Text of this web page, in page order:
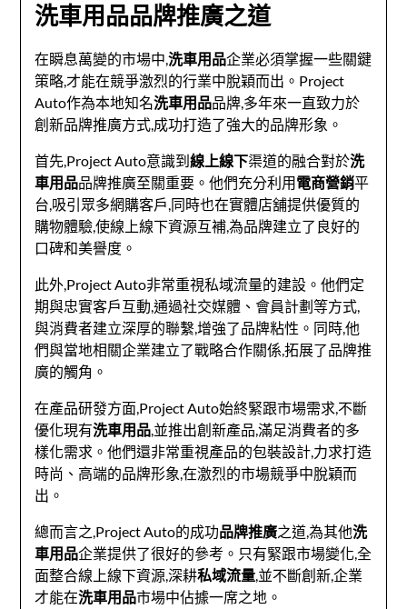
洗車用品品牌推廣之道
在瞬息萬變的市場中,洗車用品企業必須掌握一些關鍵
策略,才能在競爭激烈的行業中脫穎而出。Project
Auto作為本地知名洗車用品品牌,多年來一直致力於
創新品牌推廣方式,成功打造了強大的品牌形象。
首先,Project Auto意識到線上線下渠道的融合對於洗
車用品品牌推廣至關重要。他們充分利用 電商營銷平
台,吸引眾多網購客戶,同時也在實體店舖提供優質的
購物體驗,使線上線下資源互補,為品牌建立了良好的
口碑和美譽度。
此外,Project Auto非常重視私域流量的建設。他們定
期與忠實客戶互動,通過社交媒體、會員計劃等方式,
與消費者建立深厚的聯繫,增強了品牌粘性。同時,他
們與當地相關企業建立了戰略合作關係,拓展了品牌推
廣的觸角。
在產品研發方面,Project Auto始終緊跟市場需求,不斷
優化現有洗車用品,並推出創新產品,滿足消費者的多
樣化需求。他們還非常重視產品的包裝設計,力求打造
時尚、高端的品牌形象,在激烈的市場競爭中脫穎而
出。
總而言之,Project Auto的成功品牌推廣之道,為其他洗
車用品企業提供了很好的參考。只有緊跟市場變化,全
面整合線上線下資源,深耕私域流量,並不斷創新,企業
才能在洗車用品市場中佔據一席之地。